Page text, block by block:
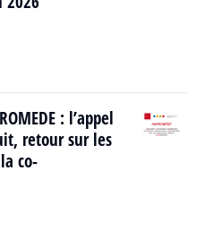
: l’appel
retour sur les
co-